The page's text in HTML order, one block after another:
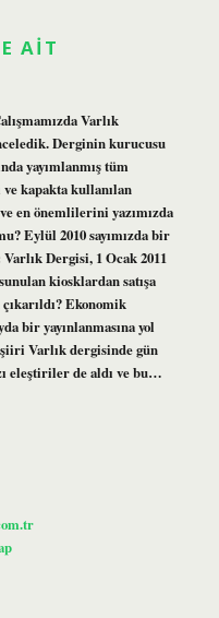
AIT
Varlık
Derginin kurucusu
yayımlanmış tüm
ve kapakta kullanılan
en önemlilerini yazımızda
Eylül 2010 sayımızda bir
Dergisi, 1 Ocak 2011
kiosklardan satışa
Ekonomik
bir yayınlanmasına yol
Varlık dergisinde gün
eleştiriler de aldı ve bu…